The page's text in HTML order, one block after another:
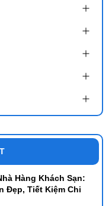
Hàng Khách Sạn:
Đẹp, Tiết Kiệm Chi